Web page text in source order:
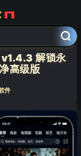

共 1 篇文章
解锁永
高级版
件